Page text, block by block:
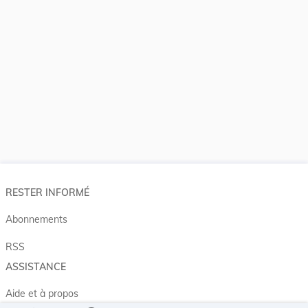
RESTER INFORMÉ
Abonnements
RSS
ASSISTANCE
Aide et à propos